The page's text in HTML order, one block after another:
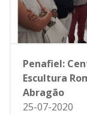
Penafiel:
Escultura
Abragão
25-07-2020